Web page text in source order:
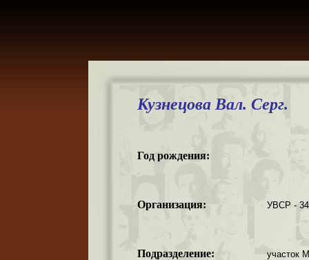
Кузнецова Вал. Серг.
Год рождения:
Организация: УВСР -
Подразделение: участок